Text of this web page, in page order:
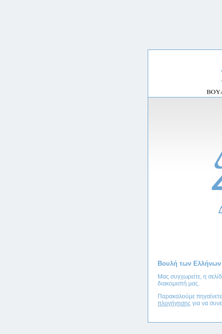
Βουλή των Ελλήνων
Μας συγχωρείτε, η
διακομιστή μας.
Παρακαλούμε
πλογήγησης για να